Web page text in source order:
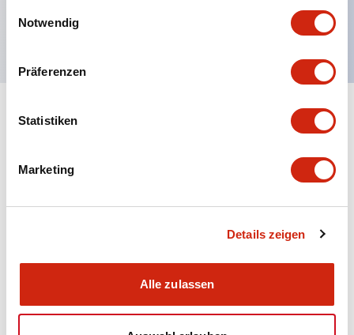
Notwendig
Präferenzen
Statistiken
Marketing
Details zeigen
Alle zulassen
Schutzart IP65 (IEC60529)
Dokumente und Dateien
Genehmigungen & Standards
04/09/2025.PDF1.23MB